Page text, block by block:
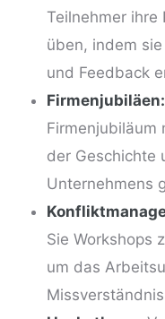
Teilnehmer ihre
üben, indem
und Feedback
Firmenjubiläen:
Firmenjubiläum
der Geschichte
Unternehmens
Sie Workshops
um das